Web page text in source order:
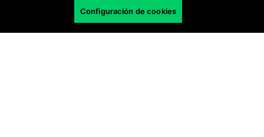
Obtenga las últimas noticias,
invitaciones a eventos y alertas de
Configuración de cookies